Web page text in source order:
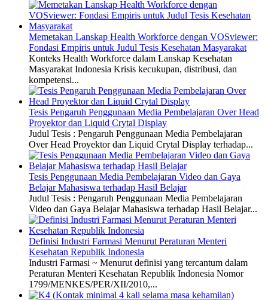
Memetakan Lanskap Health Workforce dengan VOSviewer:
Fondasi Empiris untuk Judul Tesis Kesehatan Masyarakat
Konteks Health Workforce dalam Lanskap Kesehatan
Masyarakat Indonesia Krisis kecukupan, distribusi, dan
kompetensi...
Tesis Pengaruh Penggunaan Media Pembelajaran Over Head
Proyektor dan Liquid Crytal Display
Judul Tesis : Pengaruh Penggunaan Media Pembelajaran
Over Head Proyektor dan Liquid Crytal Display terhadap...
Tesis Penggunaan Media Pembelajaran Video dan Gaya
Belajar Mahasiswa terhadap Hasil Belajar
Judul Tesis : Pengaruh Penggunaan Media Pembelajaran
Video dan Gaya Belajar Mahasiswa terhadap Hasil Belajar...
Definisi Industri Farmasi Menurut Peraturan Menteri
Kesehatan Republik Indonesia
Industri Farmasi ~ Menurut definisi yang tercantum dalam
Peraturan Menteri Kesehatan Republik Indonesia Nomor
1799/MENKES/PER/XII/2010,...